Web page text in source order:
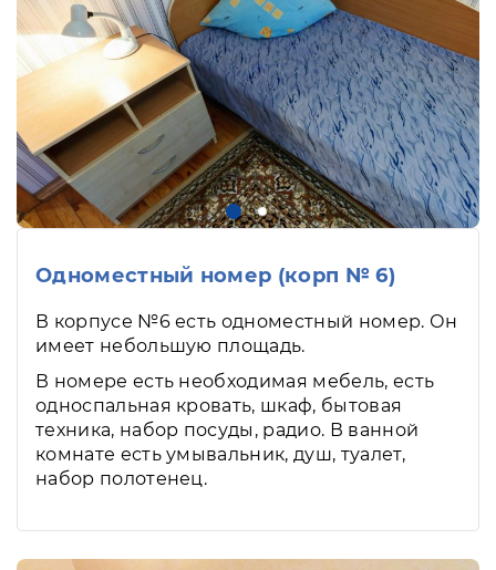
Одноместный номер (корп № 6)
В корпусе №6 есть одноместный номер. Он
имеет небольшую площадь.
В номере есть необходимая мебель, есть
односпальная кровать, шкаф, бытовая
техника, набор посуды, радио. В ванной
комнате есть умывальник, душ, туалет,
набор полотенец.